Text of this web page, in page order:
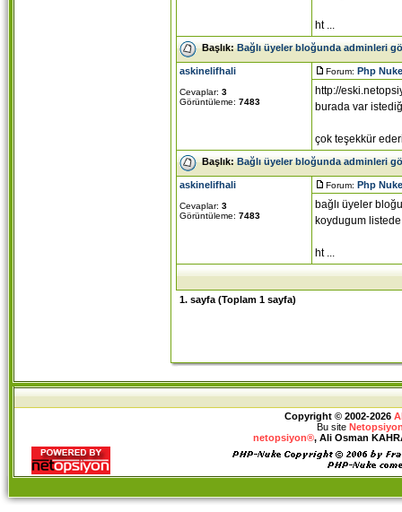
ht ...
Başlık:Bağlı üyeler bloğunda adminleri
askinelifhali
Cevaplar: 3
Görüntüleme: 7483
Forum: Php
http://
burada var
çok teşekkür
Başlık:Bağlı üyeler bloğunda adminleri
askinelifhali
Cevaplar: 3
Görüntüleme: 7483
Forum: Php
bağlı üyeler
koydugum
ht ...
1. sayfa (Toplam 1 sayfa)
Copyright © 2002-2026
Bu site
netopsiyon®, Ali Osman